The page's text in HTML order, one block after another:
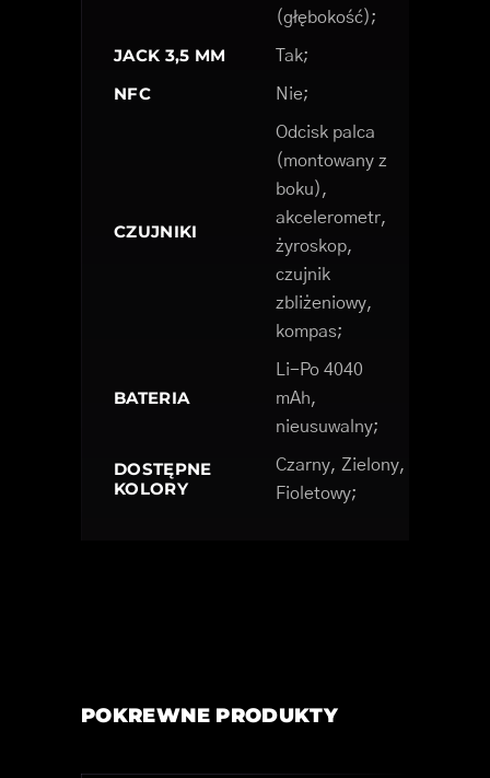
(głębokość);
JACK 3,5 MM Tak;
NFC Nie;
CZUJNIKI
Odcisk palca
(montowany z
boku),
akcelerometr,
żyroskop,
czujnik
zbliżeniowy,
kompas;
BATERIA
Li-Po 4040
mAh,
nieusuwalny;
DOSTĘPNE
KOLORY
Czarny, Zielony,
Fioletowy;
POKREWNE PRODUKTY